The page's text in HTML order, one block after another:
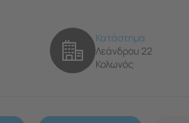
Κατάστημα
Λεάνδρου 22
Κολωνός